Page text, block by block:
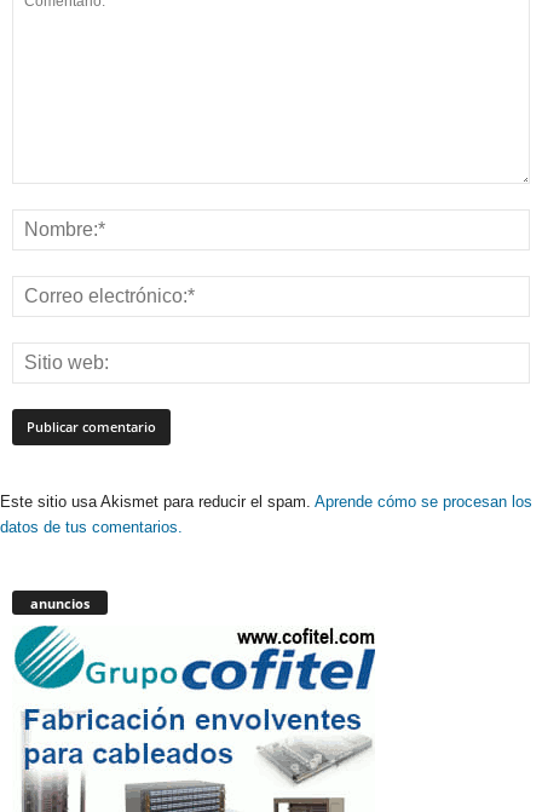
Este sitio usa Akismet para reducir el spam. Aprende cómo se procesan los
datos de tus comentarios.
anuncios